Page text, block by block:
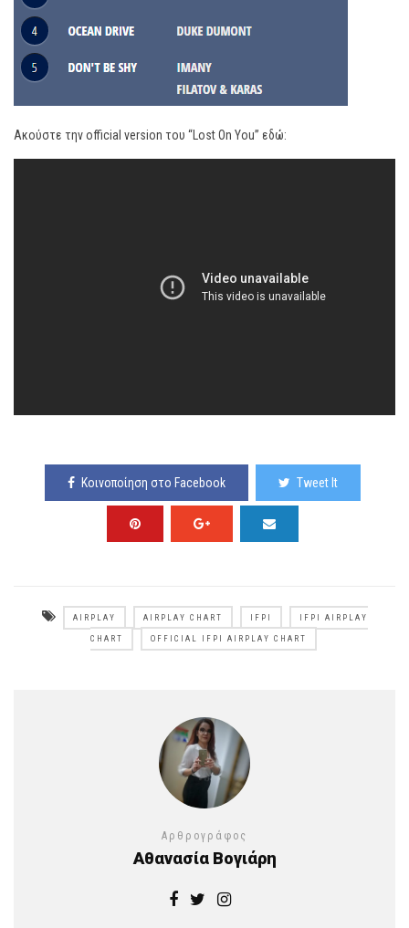
Ακούστε την official version του “Lost On You” εδώ:
Κοινοποίηση στο Facebook Tweet It
AIRPLAY AIRPLAY CHART IFPI IFPI AIRPLAY
CHART OFFICIAL IFPI AIRPLAY CHART
Αρθρογράφος
Αθανασία Βογιάρη